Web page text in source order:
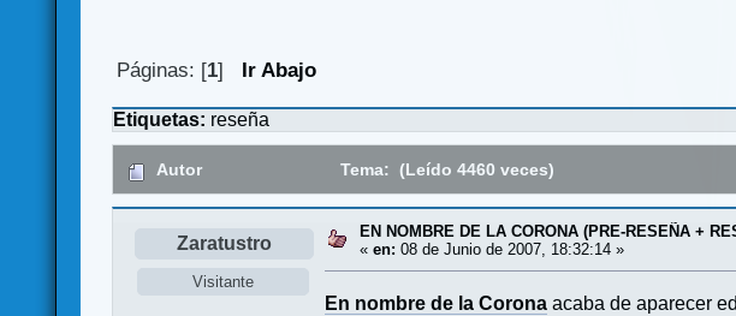
Páginas: [1] Ir Abajo
Etiquetas: reseña
Autor Tema: (Leído 4460 veces)
Zaratustro
Visitante
EN NOMBRE DE LA CORONA (PRE-RESEÑA +
«en: 08 de Junio de 2007, 18:32:14 »
En nombre de la Corona acaba de aparecer